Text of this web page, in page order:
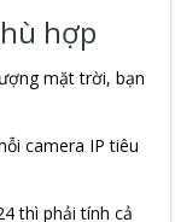
hợp
mặt trời, bạn
camera IP tiêu
thì phải tính cả